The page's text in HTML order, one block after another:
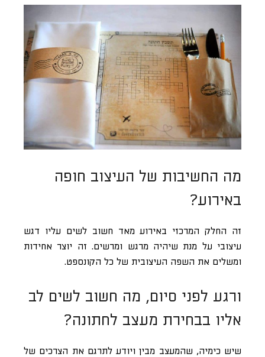
מה החשיבות של העיצוב חופה
באירוע?
זה החלק המרכזי באירוע מאד חשוב לשים עליו דגש
עיצובי על מנת שיהיה מרגש ומרשים. זה יוצר אחידות
ומשלים את השפה העיצובית של כל הקונספט.
ורגע לפני סיום, מה חשוב לשים לב
אליו בבחירת מעצב לחתונה?
שיש כימיה, שהמעצב מבין ויודע לתרגם את הצרכים של